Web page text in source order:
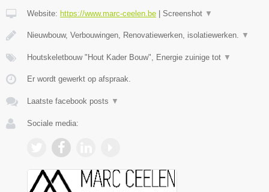
Website: https://www.marc-ceelen.be Screenshot ▼
Nieuwbouw, Verbouwingen, Renovatiewerken, isolatiewerken. ▼
Houtskeletbouw "Hout Kader Bouw", Energie zuinige tot ▼
Er wordt gewerkt op afspraak.
Laatste facebook posts ▼
Sociale media: